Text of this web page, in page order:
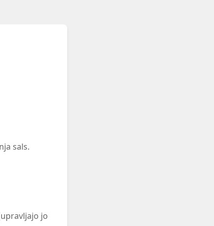
sals.
jo